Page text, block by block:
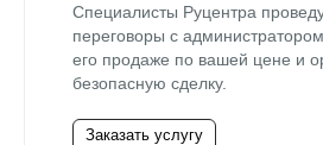
Специалисты Руцентра
переговоры с
его продаже по вашей цене и
безопасную сделку.
Заказать услугу